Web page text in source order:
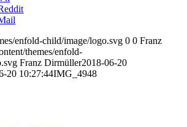
enfold-child/image/logo.svg 0 0 Franz
themes/enfold-
Franz Dirmüller2018-06-20
20 10:27:44IMG_4948